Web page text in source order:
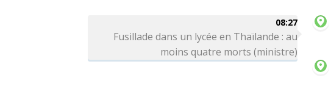
08:27
Fusillade dans un lycée en Thaïlande : au
moins quatre morts (ministre)